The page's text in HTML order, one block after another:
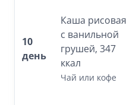
10
день
Каша рисовая
с ванильной
грушей, 347
ккал
Чай или кофе